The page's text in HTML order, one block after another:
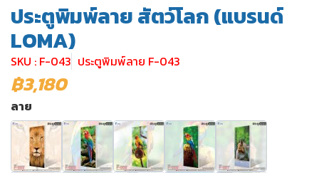
ประตูพิมพ์ลาย สัตว์โลก (แบรนด์
LOMA)
SKU : F-043 ประตูพิมพ์ลาย F-043
฿3,180
ลาย